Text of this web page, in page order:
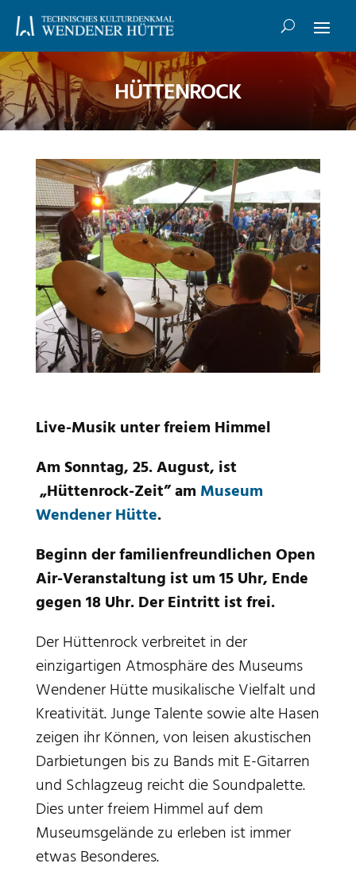
HÜTTENROCK
Live-Musik unter freiem Himmel
Am Sonntag, 25. August, ist
„Hüttenrock-Zeit” am Museum
Wendener Hütte.
Beginn der familienfreundlichen Open
Air-Veranstaltung ist um 15 Uhr, Ende
gegen 18 Uhr. Der Eintritt ist frei.
Der Hüttenrock verbreitet in der
einzigartigen Atmosphäre des Museums
Wendener Hütte musikalische Vielfalt und
Kreativität. Junge Talente sowie alte Hasen
zeigen ihr Können, von leisen akustischen
Darbietungen bis zu Bands mit E-Gitarren
und Schlagzeug reicht die Soundpalette.
Dies unter freiem Himmel auf dem
Museumsgelände zu erleben ist immer
etwas Besonderes.